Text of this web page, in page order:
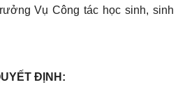
Vụ Công tác học sinh, sinh
ĐỊNH: